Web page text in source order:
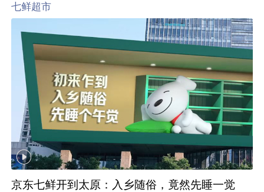
七鲜超市
京东七鲜开到太原：入乡随俗，竟然先睡一觉